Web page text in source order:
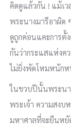
คิดดูแล้วกัน ! แม้เว
พระนางมารีอาผิด
ดูถูกค่อนแคะการตั้
กันว่ากระแสแห่งค
ไม่ยิ่งพัดโหมหนักห
ในขวบปีนั้นพระนา
พระเจ้า ความสง
มหาศาลที่จะยืนหยั